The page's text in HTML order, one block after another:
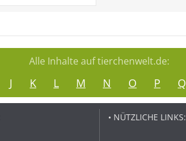
Alle Inhalte auf tierchenwelt.de:
J K L M N O P Q
• NÜTZLICHE LINKS: